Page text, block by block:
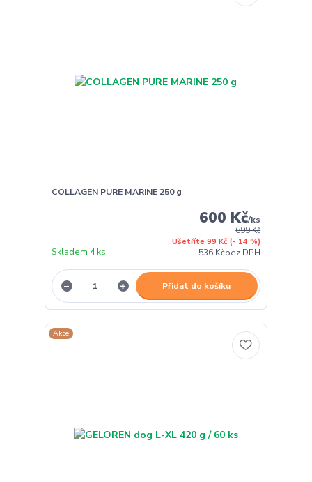
COLLAGEN PURE MARINE 250 g
699 Kč
Ušetříte 99 Kč (- 14 %)
600 Kč/ks
536 Kčbez DPH
Skladem 4 ks
Přidat do košíku
Akce